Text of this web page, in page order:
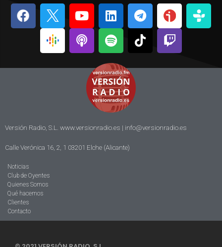
Versión Radio, S.L. www.versionradio.es | info@versionradio.es
Calle Verónica 16, 2, 1 03201 Elche (Alicante)
Noticias
Club de Oyentes
Quienes Somos
Qué hacemos
Clientes
Contacto